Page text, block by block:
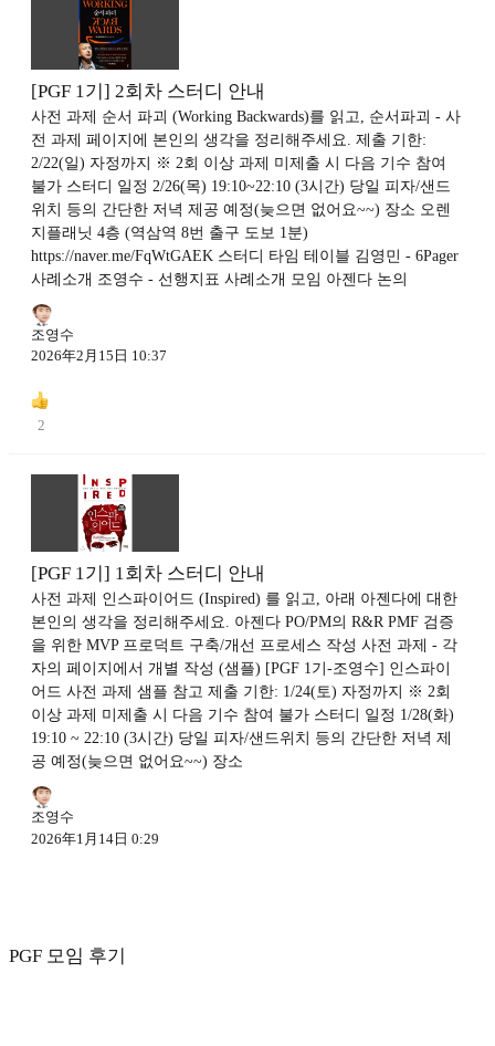
[PGF 1기] 2회차 스터디 안내
사전 과제 순서 파괴 (Working Backwards)를 읽고, 순서파괴 - 사
전 과제 페이지에 본인의 생각을 정리해주세요. 제출 기한:
2/22(일) 자정까지 ※ 2회 이상 과제 미제출 시 다음 기수 참여
불가 스터디 일정 2/26(목) 19:10~22:10 (3시간) 당일 피자/샌드
위치 등의 간단한 저녁 제공 예정(늦으면 없어요~~) 장소 오렌
지플래닛 4층 (역삼역 8번 출구 도보 1분)
https://naver.me/FqWtGAEK 스터디 타임 테이블 김영민 - 6Pager
사례소개 조영수 - 선행지표 사례소개 모임 아젠다 논의
조영수
2026年2月15日 10:37
2
[PGF 1기] 1회차 스터디 안내
사전 과제 인스파이어드 (Inspired) 를 읽고, 아래 아젠다에 대한
본인의 생각을 정리해주세요. 아젠다 PO/PM의 R&R PMF 검증
을 위한 MVP 프로덕트 구축/개선 프로세스 작성 사전 과제 - 각
자의 페이지에서 개별 작성 (샘플) [PGF 1기-조영수] 인스파이
어드 사전 과제 샘플 참고 제출 기한: 1/24(토) 자정까지 ※ 2회
이상 과제 미제출 시 다음 기수 참여 불가 스터디 일정 1/28(화)
19:10 ~ 22:10 (3시간) 당일 피자/샌드위치 등의 간단한 저녁 제
공 예정(늦으면 없어요~~) 장소
조영수
2026年1月14日 0:29
PGF 모임 후기